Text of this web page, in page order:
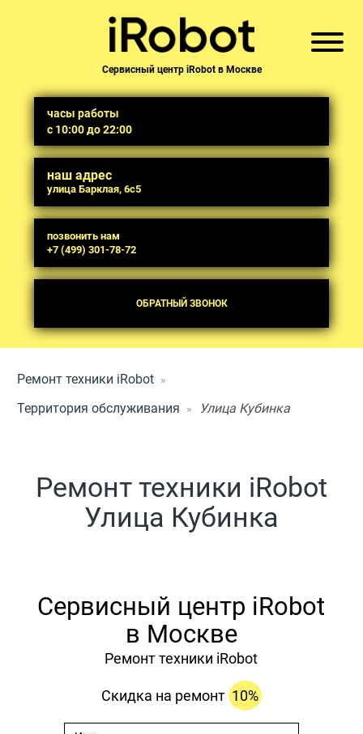
Сервисный центр iRobot в Москве
часы работы
с 10:00 до 22:00
наш адрес
улица Барклая, 6с5
позвонить нам
+7 (499) 301-78-72
ОБРАТНЫЙ ЗВОНОК
Ремонт техники iRobot
Территория обслуживания
Улица Кубинка
Ремонт техники iRobot
Улица Кубинка
Сервисный центр iRobot
в Москве
Ремонт техники iRobot
Скидка на ремонт 10%